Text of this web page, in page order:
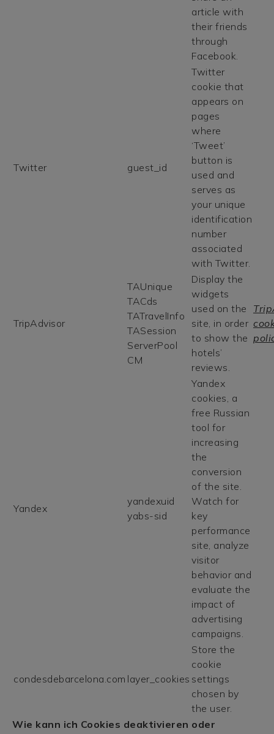
article with
their friends
through
Facebook.
Twitter guest_id
Twitter
cookie that
appears on
pages
where
‘Tweet’
button is
used and
serves as
your unique
identification
number
associated
with Twitter.
TripAdvisor
TAUnique
TACds
TATravelInfo
TASession
ServerPool
CM
Display the
widgets
used on the
site, in order
to show the
hotels’
reviews.
Yandex
yandexuid
yabs-sid
Yandex
cookies, a
free Russian
tool for
increasing
the
conversion
of the site.
Watch for
key
performance
site, analyze
visitor
behavior and
evaluate the
impact of
advertising
campaigns.
condesdebarcelona.com layer_cookies
Store the
cookie
settings
chosen by
the user.
Wie kann ich Cookies deaktivieren oder